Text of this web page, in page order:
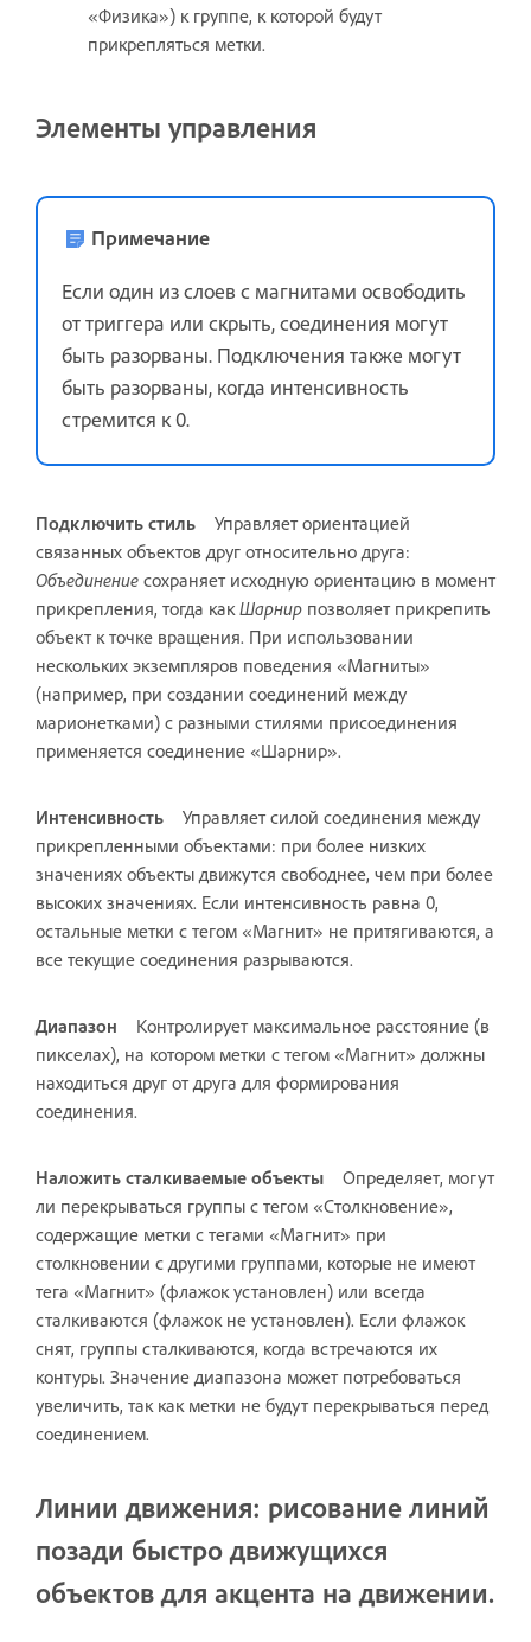
«Физика») к группе, к которой будут
прикрепляться метки.
Элементы управления
Примечание
Если один из слоев с магнитами освободить
от триггера или скрыть, соединения могут
быть разорваны. Подключения также могут
быть разорваны, когда интенсивность
стремится к 0.
Подключить стиль
Управляет ориентацией
связанных объектов друг относительно друга:
Объединение сохраняет исходную ориентацию в момент
прикрепления, тогда как Шарнир позволяет прикрепить
объект к точке вращения. При использовании
нескольких экземпляров поведения «Магниты»
(например, при создании соединений между
марионетками) с разными стилями присоединения
применяется соединение «Шарнир».
Интенсивность
Управляет силой соединения между
прикрепленными объектами: при более низких
значениях объекты движутся свободнее, чем при более
высоких значениях. Если интенсивность равна 0,
остальные метки с тегом «Магнит» не притягиваются, а
все текущие соединения разрываются.
Диапазон
Контролирует максимальное расстояние (в
пикселах), на котором метки с тегом «Магнит» должны
находиться друг от друга для формирования
соединения.
Наложить сталкиваемые объекты
Oпределяет, могут
ли перекрываться группы с тегом «Столкновение»,
содержащие метки с тегами «Магнит» при
столкновении с другими группами, которые не имеют
тега «Магнит» (флажок установлен) или всегда
сталкиваются (флажок не установлен). Если флажок
снят, группы сталкиваются, когда встречаются их
контуры. Значение диапазона может потребоваться
увеличить, так как метки не будут перекрываться перед
соединением.
Линии движения: рисование линий
позади быстро движущихся
объектов для акцента на движении.